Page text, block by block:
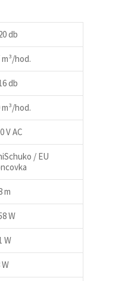
db
m³/hod.
db
m³/hod.
V AC
/ EU
m
W
W
W